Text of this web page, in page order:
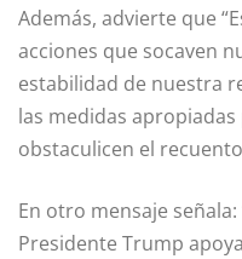
Además, advierte que
acciones que socaven
estabilidad de nuestra
las medidas
obstaculicen el
En otro mensaje
Presidente Trump